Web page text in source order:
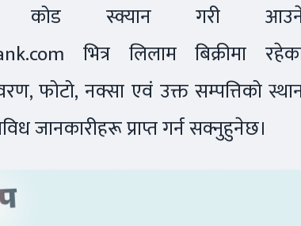
कोड स्क्यान गरी
भित्र लिलाम बिक्रीमा
फोटो, नक्सा एवं उक्त सम्पत्तिको
जानकारीहरू प्राप्त गर्न सक्नुहुनेछ।